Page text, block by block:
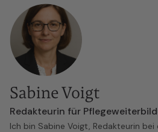
Sabine Voigt
Redakteurin für
Ich bin Sabine Voigt, Redakteurin bei